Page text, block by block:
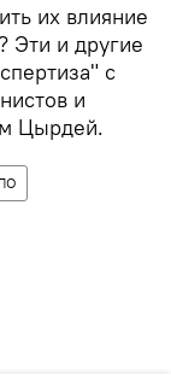
их влияние
Эти и другие
с
и
Цырдей.